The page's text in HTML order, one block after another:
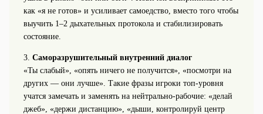
как «я не готов» и усиливает самоедство, вместо того чтобы
выучить 1–2 дыхательных протокола и стабилизировать
состояние.
3. Саморазрушительный внутренний диалог
«Ты слабый», «опять ничего не получится», «посмотри на
других — они лучше». Такие фразы игроки топ‑уровня
учатся замечать и заменять на нейтрально‑рабочие: «делай
джеб», «держи дистанцию», «дыши, контролируй центр